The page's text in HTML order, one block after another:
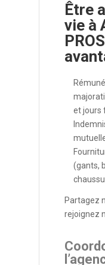
Être
vie à
et jours
(gants,
Partagez
rejoignez